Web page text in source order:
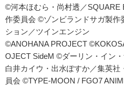
©河本ほむら・尚村透／SQUARE
作委員会 ©ゾンビランドサガ製作
ション／ツインエンジン
©ANOHANA PROJECT
OJECT SideM ©ダーリン・イン
白井カイウ・出水ぽすか／集英
員会 ©TYPE-MOON / FGO7